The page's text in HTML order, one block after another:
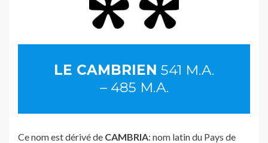
LE CAMBRIEN 541 M.A.
– 485 M.A.
Ce nom est dérivé de CAMBRIA: nom latin du Pays de